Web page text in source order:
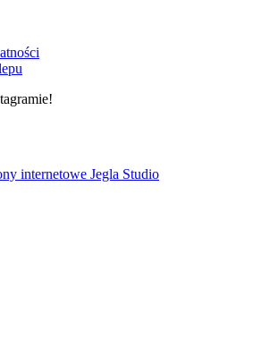
internetowe Jegla Studio